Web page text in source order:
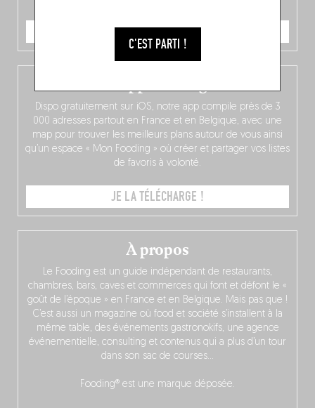
C'EST PARTI !
JE COMMANDE
À propos
Le Fooding est un guide indépendant de restaurants,
chambres, bars, caves et commerces qui font et défont le «
goût de l’époque » en France et en Belgique. Mais pas que !
C’est aussi un magazine où food et société s’installent à la
même table, des événements gastronokifs, une agence
événementielle, consulting et contenus qui a plus d’un tour
dans son sac de courses…
Fooding® est une marque déposée.
Dispo gratuitement sur iOS, notre app compile près de 3
000 adresses partout en France et en Belgique, avec une
map pour trouver les meilleurs plans autour de vous ainsi
qu’un espace « Mon Fooding » où créer et partager vos listes
de favoris à volonté.
JE LA TÉLÉCHARGE !